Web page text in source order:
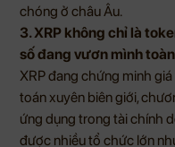
chóng ở châu Âu.
3. XRP không chỉ là
số đang vươn mình
XRP đang chứng minh
toán xuyên biên giới,
ứng dụng trong tài chính
được nhiều tổ chức lớn